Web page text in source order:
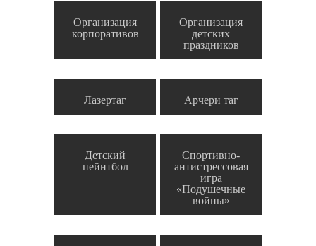
Организация
корпоративов
Организация
детских
праздников
Лазертаг Арчери таг
Детский
пейнтбол
Спортивно-
антистрессовая
игра
«Подушечные
войны»